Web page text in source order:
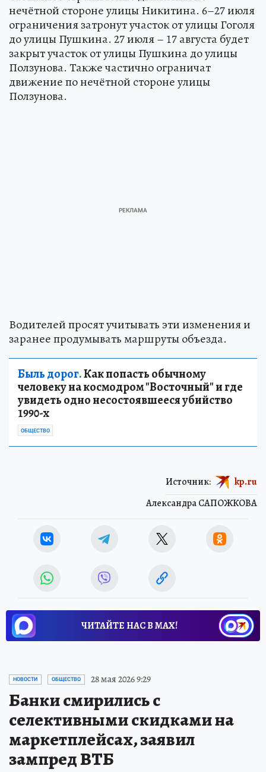
нечётной стороне улицы Никитина. 6–27 июля
ограничения затронут участок от улицы Гоголя
до улицы Пушкина. 27 июля – 17 августа будет
закрыт участок от улицы Пушкина до улицы
Ползунова. Также частично ограничат
движение по нечётной стороне улицы
Ползунова.
Водителей просят учитывать эти изменения и
заранее продумывать маршруты объезда.
Быль дорог.Как попасть обычному
человеку на космодром "Восточный" и где
увидеть одно несостоявшееся убийство
1990-х
ОБЩЕСТВО
Александра САПОЖКОВА
Источник: kp.ru
ЧИТАЙТЕ НАС В МАХ!
НОВОСТИ ОБЩЕСТВО 28 мая 2026 9:29
Банки смирились с
селективными скидками на
маркетплейсах, заявил
зампред ВТБ